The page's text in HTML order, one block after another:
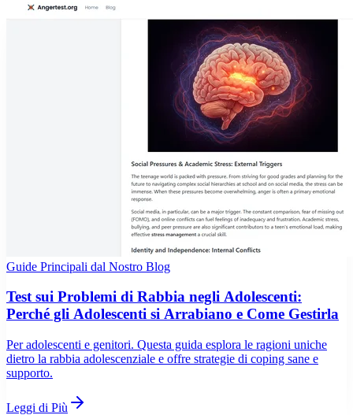
Guide Principali dal Nostro Blog
Test sui Problemi di Rabbia negli Adolescenti:
Perché gli Adolescenti si Arrabiano e Come Gestirla
Per adolescenti e genitori. Questa guida esplora le ragioni uniche
dietro la rabbia adolescenziale e offre strategie di coping sane e
supporto.
Leggi di Più